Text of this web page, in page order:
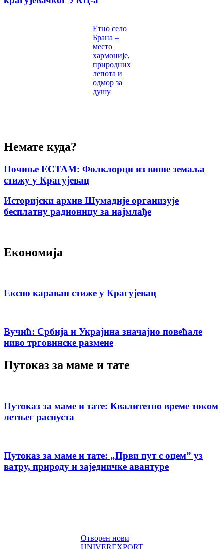
Етно село
Брана –
место
хармоније,
природних
лепота и
одмор за
душу
Немате куда?
Почиње ЕСТАМ: Фолклорци из више земаља
стижу у Крагујевац
Историјски архив Шумадије организује
бесплатну радионицу за најмлађе
Економија
Експо караван стиже у Крагујевац
Вучић: Србија и Украјина значајно повећале
ниво трговинске размене
Путоказ за маме и тате
Путоказ за маме и тате: Квалитетно време током
летњег распуста
Путоказ за маме и тате: „Први пут с оцемˮ уз
ватру, природу и заједничке авантуре
Отворен нови
UNIVEREXPORT